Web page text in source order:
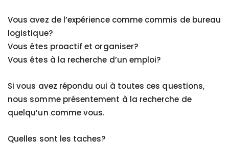
Vous avez de l’expérience comme commis de bureau
logistique?
Vous êtes proactif et organiser?
Vous êtes à la recherche d’un emploi?
Si vous avez répondu oui à toutes ces questions,
nous somme présentement à la recherche de
quelqu’un comme vous.
Quelles sont les taches?